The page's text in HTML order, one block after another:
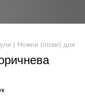
| Ножни (піхви) для